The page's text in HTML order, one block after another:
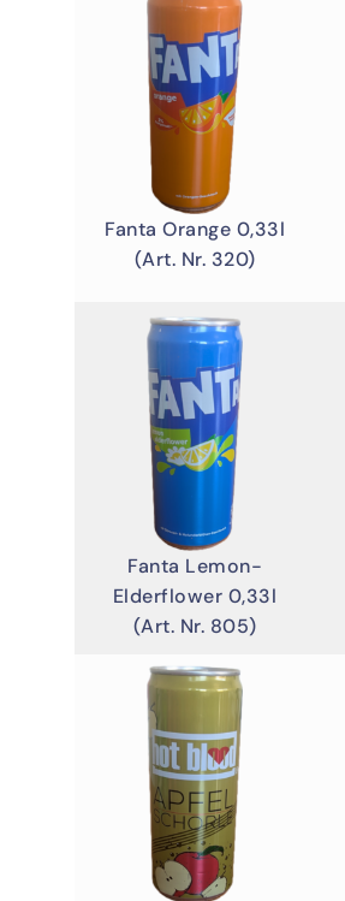
Fanta Orange 0,33l
(Art. Nr. 320)
Fanta Lemon-
Elderflower 0,33l
(Art. Nr. 805)